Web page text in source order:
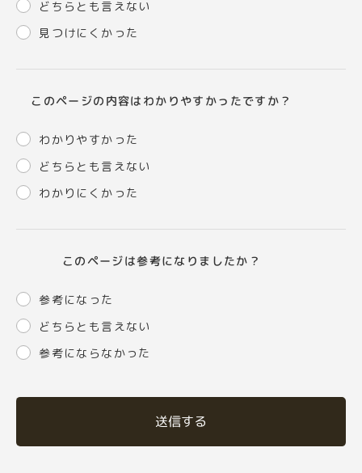
どちらとも言えない
見つけにくかった
このページの内容はわかりやすかったですか？
わかりやすかった
どちらとも言えない
わかりにくかった
このページは参考になりましたか？
参考になった
どちらとも言えない
参考にならなかった
送信する